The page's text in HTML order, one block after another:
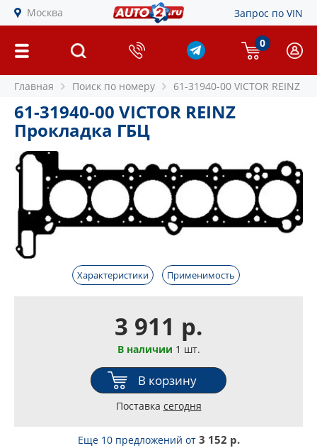
Москва Запрос по VIN
0
Главная Поиск по номеру 61-31940-00 VICTOR REINZ
61-31940-00 VICTOR REINZ
Прокладка ГБЦ
Характеристики Применимость
3 911 р.
В наличии 1 шт.
В корзину
Поставка сегодня
Еще 10 предложений от 3 152 р.